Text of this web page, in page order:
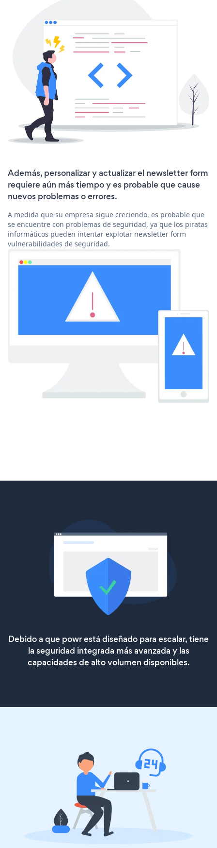
Además, personalizar y actualizar el newsletter form
requiere aún más tiempo y es probable que cause
nuevos problemas o errores.
A medida que su empresa sigue creciendo, es probable que
se encuentre con problemas de seguridad, ya que los piratas
informáticos pueden intentar explotar newsletter form
vulnerabilidades de seguridad.
Debido a que powr está diseñado para escalar, tiene
la seguridad integrada más avanzada y las
capacidades de alto volumen disponibles.